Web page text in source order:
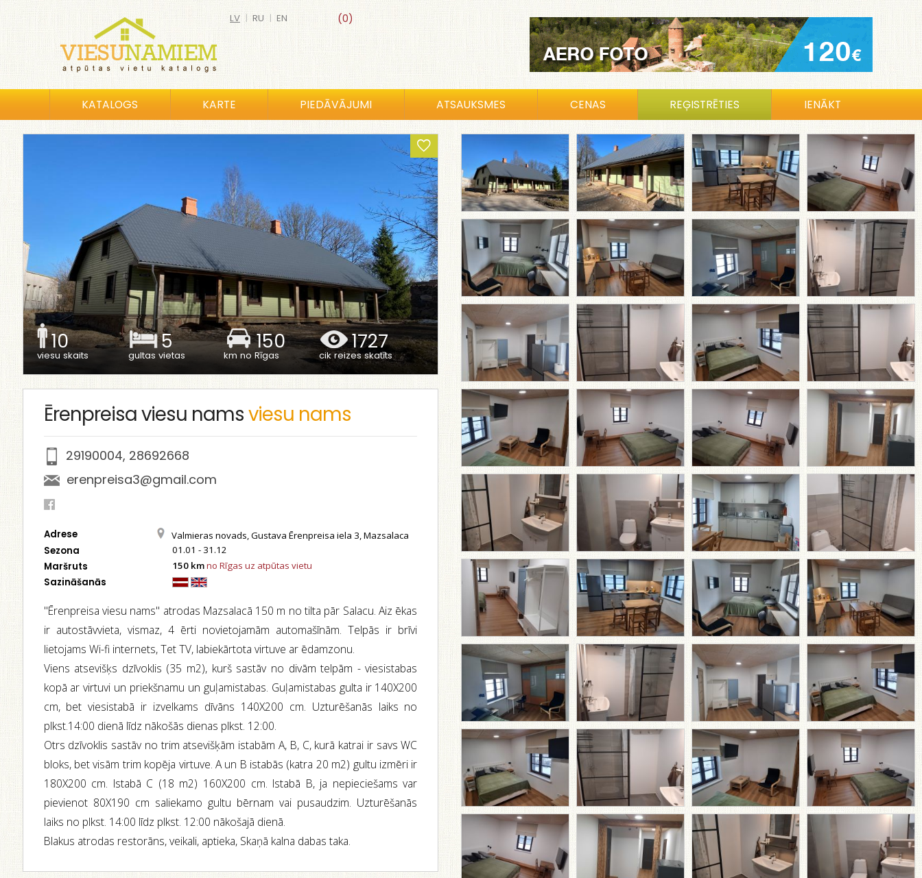
(0)
LV | RU | EN
KATALOGS KARTE PIEDĀVĀJUMI ATSAUKSMES CENAS REĢISTRĒTIES IENĀKT
10
viesu skaits
5
gultas vietas
150
km no Rīgas
1727
cik reizes skatīts
Ērenpreisa viesu namsviesu nams
29190004, 28692668
erenpreisa3@gmail.com
Adrese Valmieras novads, Gustava Ērenpreisa iela 3, Mazsalaca
Sezona 01.01 - 31.12
Maršruts 150 kmno Rīgas uz atpūtas vietu
Sazināšanās
''Ērenpreisa viesu nams'' atrodas Mazsalacā 150 m no tilta pār Salacu. Aiz ēkas
ir autostāvvieta, vismaz, 4 ērti novietojamām automašīnām. Telpās ir brīvi
lietojams Wi-fi internets, Tet TV, labiekārtota virtuve ar ēdamzonu.
Viens atsevišķs dzīvoklis (35 m2), kurš sastāv no divām telpām - viesistabas
kopā ar virtuvi un priekšnamu un guļamistabas. Guļamistabas gulta ir 140X200
cm, bet viesistabā ir izvelkams dīvāns 140X200 cm. Uzturēšanās laiks no
plkst.14:00 dienā līdz nākošās dienas plkst. 12:00.
Otrs dzīvoklis sastāv no trim atsevišķām istabām A, B, C, kurā katrai ir savs WC
bloks, bet visām trim kopēja virtuve. A un B istabās (katra 20 m2) gultu izmēri ir
180X200 cm. Istabā C (18 m2) 160X200 cm. Istabā B, ja nepieciešams var
pievienot 80X190 cm saliekamo gultu bērnam vai pusaudzim. Uzturēšanās
laiks no plkst. 14:00 līdz plkst. 12:00 nākošajā dienā.
Blakus atrodas restorāns, veikali, aptieka, Skaņā kalna dabas taka.